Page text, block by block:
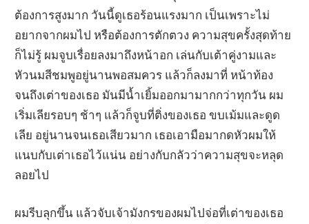
ต้องการสูงมาก วันนี้ดูเธอร้อนแรงมาก เป็นเพราะไม่
อยากจากผมไป หรือต้องการตักตวง ความสุขครั้งสุดท้าย
ก็ไม่รู้ ผมจูบเรื่อยลงมาถึงหน้าอก เล่นกับเต้าคู่งามและ
หัวนมสีชมพูอยู่นานพอสมควร แล้วก็ลงมาที่ หน้าท้อง
จนถึงเต่าของเธอ มันมีน้ำเยิ้มออกมามากกว่าทุกวัน ผม
เริ่มเลียรอบๆ ช้าๆ แล้วก็จูบที่ติ่งของเธอ ขบเม้มและดูด
เลีย อยู่นานจนเธอเสียวมาก เธอเอามือมากดหัวผมให้
แนบกับเต่าเธอไว้แน่น อย่างกับกลัวว่าความสุขจะหลุด
ลอยไป
ผมรีบลุกขึ้น แล้วจับเจ้ามังกรของผมไปจ่อที่เต่าของเธอ